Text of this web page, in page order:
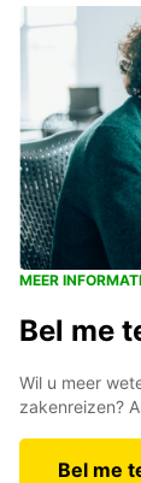
MEER
Bel me
Wil u meer
zakenreizen?
Bel me